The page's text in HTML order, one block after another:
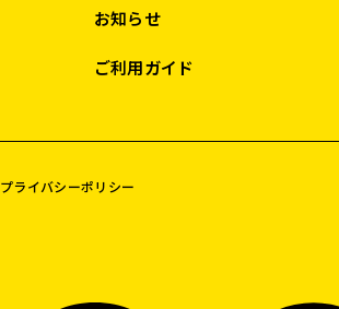
お知らせ
ご利用ガイド
プライバシーポリシー